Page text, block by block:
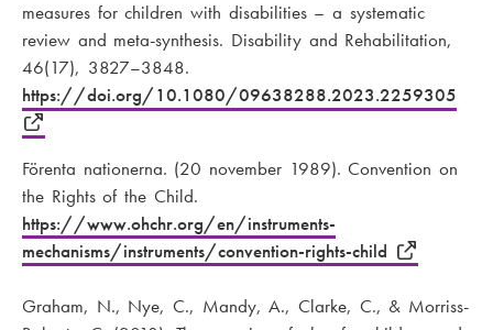
measures for children with disabilities – a systematic
review and meta-synthesis. Disability and Rehabilitation,
46(17), 3827–3848.
https://doi.org/10.1080/09638288.2023.2259305
Förenta nationerna. (20 november 1989). Convention on
the Rights of the Child.
https://www.ohchr.org/en/instruments-
mechanisms/instruments/convention-rights-child
Graham, N., Nye, C., Mandy, A., Clarke, C., & Morriss-